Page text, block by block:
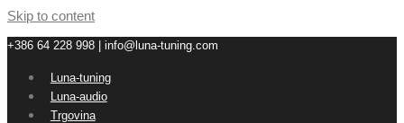
Skip to content
+386 64 228 998 | info@luna-tuning.com
Luna-tuning
Luna-audio
Trgovina